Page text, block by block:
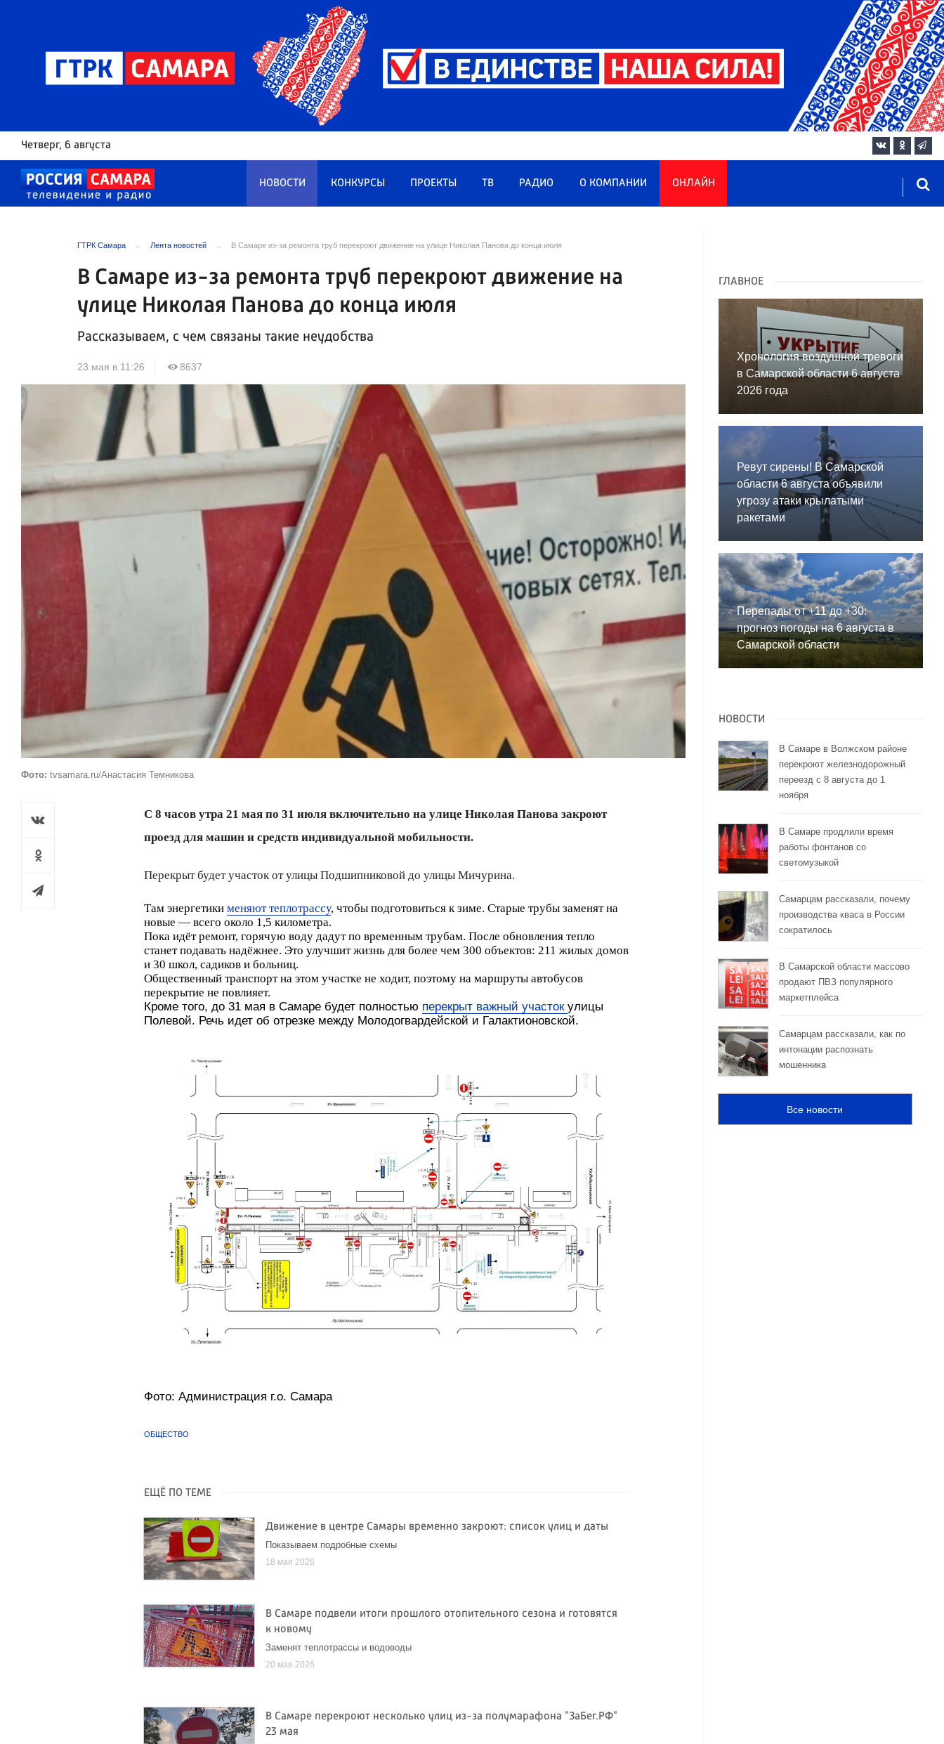
Четверг, 6 августа
НОВОСТИ КОНКУРСЫ ПРОЕКТЫ ТВ РАДИО О КОМПАНИИ ОНЛАЙН
ГТРК Самара Лента новостей В Самаре из-за ремонта труб перекроют движение на улице Николая Панова до конца июля
В Самаре из-за ремонта труб перекроют движение на
улице Николая Панова до конца июля
Рассказываем, с чем связаны такие неудобства
23 мая в 11:26 8637
Фото: tvsamara.ru/Анастасия Темникова
С 8 часов утра 21 мая по 31 июля включительно на улице Николая Панова закроют
проезд для машин и средств индивидуальной мобильности.
Перекрыт будет участок от улицы Подшипниковой до улицы Мичурина.
Там энергетикименяют теплотрассу, чтобы подготовиться к зиме. Старые трубы заменят на
новые — всего около 1,5 километра.
Пока идёт ремонт, горячую воду дадут по временным трубам. После обновления тепло
станет подавать надёжнее. Это улучшит жизнь для более чем 300 объектов: 211 жилых домов
и 30 школ, садиков и больниц.
Общественный транспорт на этом участке не ходит, поэтому на маршруты автобусов
перекрытие не повлияет.
Кроме того, до 31 мая в Самаре будет полностью перекрыт важный участокулицы
Полевой. Речь идет об отрезке между Молодогвардейской и Галактионовской.
Фото: Администрация г.о. Самара
ОБЩЕСТВО
ЕЩЁ ПО ТЕМЕ
Движение в центре Самары временно закроют: список улиц и даты
Показываем подробные схемы
18 мая 2026
В Самаре подвели итоги прошлого отопительного сезона и готовятся
к новому
Заменят теплотрассы и водоводы
20 мая 2026
В Самаре перекроют несколько улиц из-за полумарафона "ЗаБег.РФ"
23 мая
ГЛАВНОЕ
Хронология воздушной тревоги
в Самарской области 6 августа
2026 года
Ревут сирены! В Самарской
области 6 августа объявили
угрозу атаки крылатыми
ракетами
Перепады от +11 до +30:
прогноз погоды на 6 августа в
Самарской области
НОВОСТИ
В Самаре в Волжском районе
перекроют железнодорожный
переезд с 8 августа до 1
ноября
В Самаре продлили время
работы фонтанов со
светомузыкой
Самарцам рассказали, почему
производства кваса в России
сократилось
В Самарской области массово
продают ПВЗ популярного
маркетплейса
Самарцам рассказали, как по
интонации распознать
мошенника
Все новости